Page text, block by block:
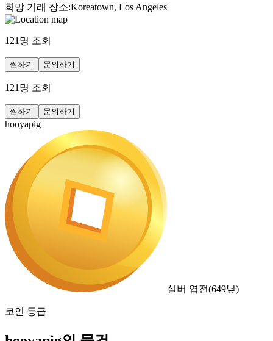
희망 거래 장소:Koreatown, Los Angeles
121 명 조회
찜하기 문의하기
121 명 조회
찜하기 문의하기
hooyapig
실버 엽전(649닢)
코인 등급